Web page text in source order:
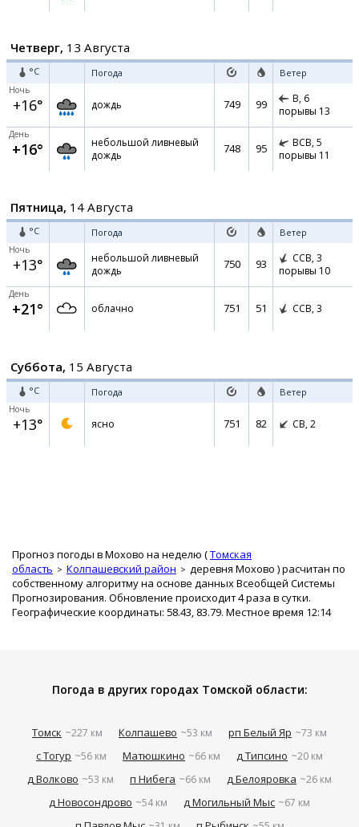
Четверг, 13 Августа
°C Погода Ветер
Ночь
+16° дождь 749 99 В, 6
порывы 13
День
+16°
небольшой ливневый
дождь
748 95 ВСВ, 5
порывы 11
Пятница, 14 Августа
°C Погода Ветер
Ночь
+13°
небольшой ливневый
дождь
750 93 ССВ, 3
порывы 10
День
+21° облачно 751 51 ССВ, 3
Суббота, 15 Августа
°C Погода Ветер
Ночь
+13° ясно 751 82 СВ, 2
Прогноз погоды в Мохово на неделю (Томская
область
Колпашевский район деревня Мохово ) расчитан по
собственному алгоритму на основе данных Всеобщей Системы
Прогнозирования. Обновление происходит 4 раза в сутки.
Географические координаты: 58.43, 83.79. Местное время 12:14
Погода в других городах Томской области:
Томск ~227 км Колпашево ~53 км рп Белый Яр ~73 км
с Тогур ~56 км Матюшкино ~66 км д Типсино ~20 км
д Волково ~53 км п Нибега ~66 км д Белояровка ~26 км
д Новосондрово ~54 км д Могильный Мыс ~67 км